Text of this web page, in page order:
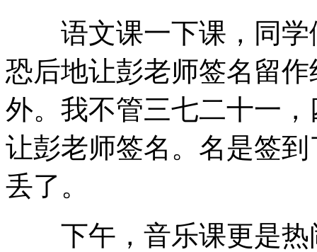
语文课一下课，同学
恐后地让彭老师签名留
外。我不管三七二十一
让彭老师签名。名是签
丢了。
下午，音乐课更是热